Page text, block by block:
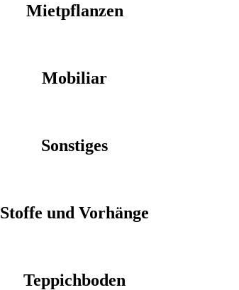
Mietpflanzen
Mobiliar
Sonstiges
Stoffe und Vorhänge
Teppichboden